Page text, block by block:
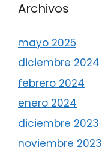
Archivos
mayo 2025
diciembre 2024
febrero 2024
enero 2024
diciembre 2023
noviembre 2023